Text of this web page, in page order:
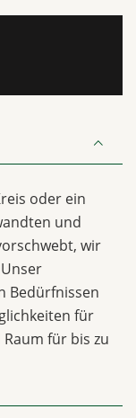
oder ein
und
wir
Bedürfnissen
für
für bis zu